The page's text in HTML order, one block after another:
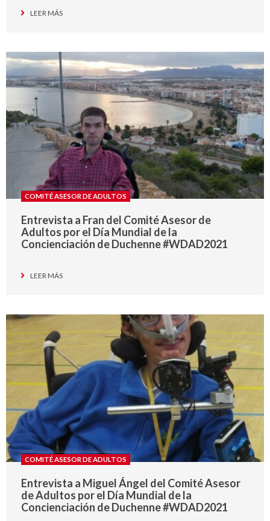
LEER MÁS
COMITÉ ASESOR DE ADULTOS
Entrevista a Fran del Comité Asesor de
Adultos por el Día Mundial de la
Concienciación de Duchenne #WDAD2021
LEER MÁS
COMITÉ ASESOR DE ADULTOS
Entrevista a Miguel Ángel del Comité Asesor
de Adultos por el Día Mundial de la
Concienciación de Duchenne #WDAD2021